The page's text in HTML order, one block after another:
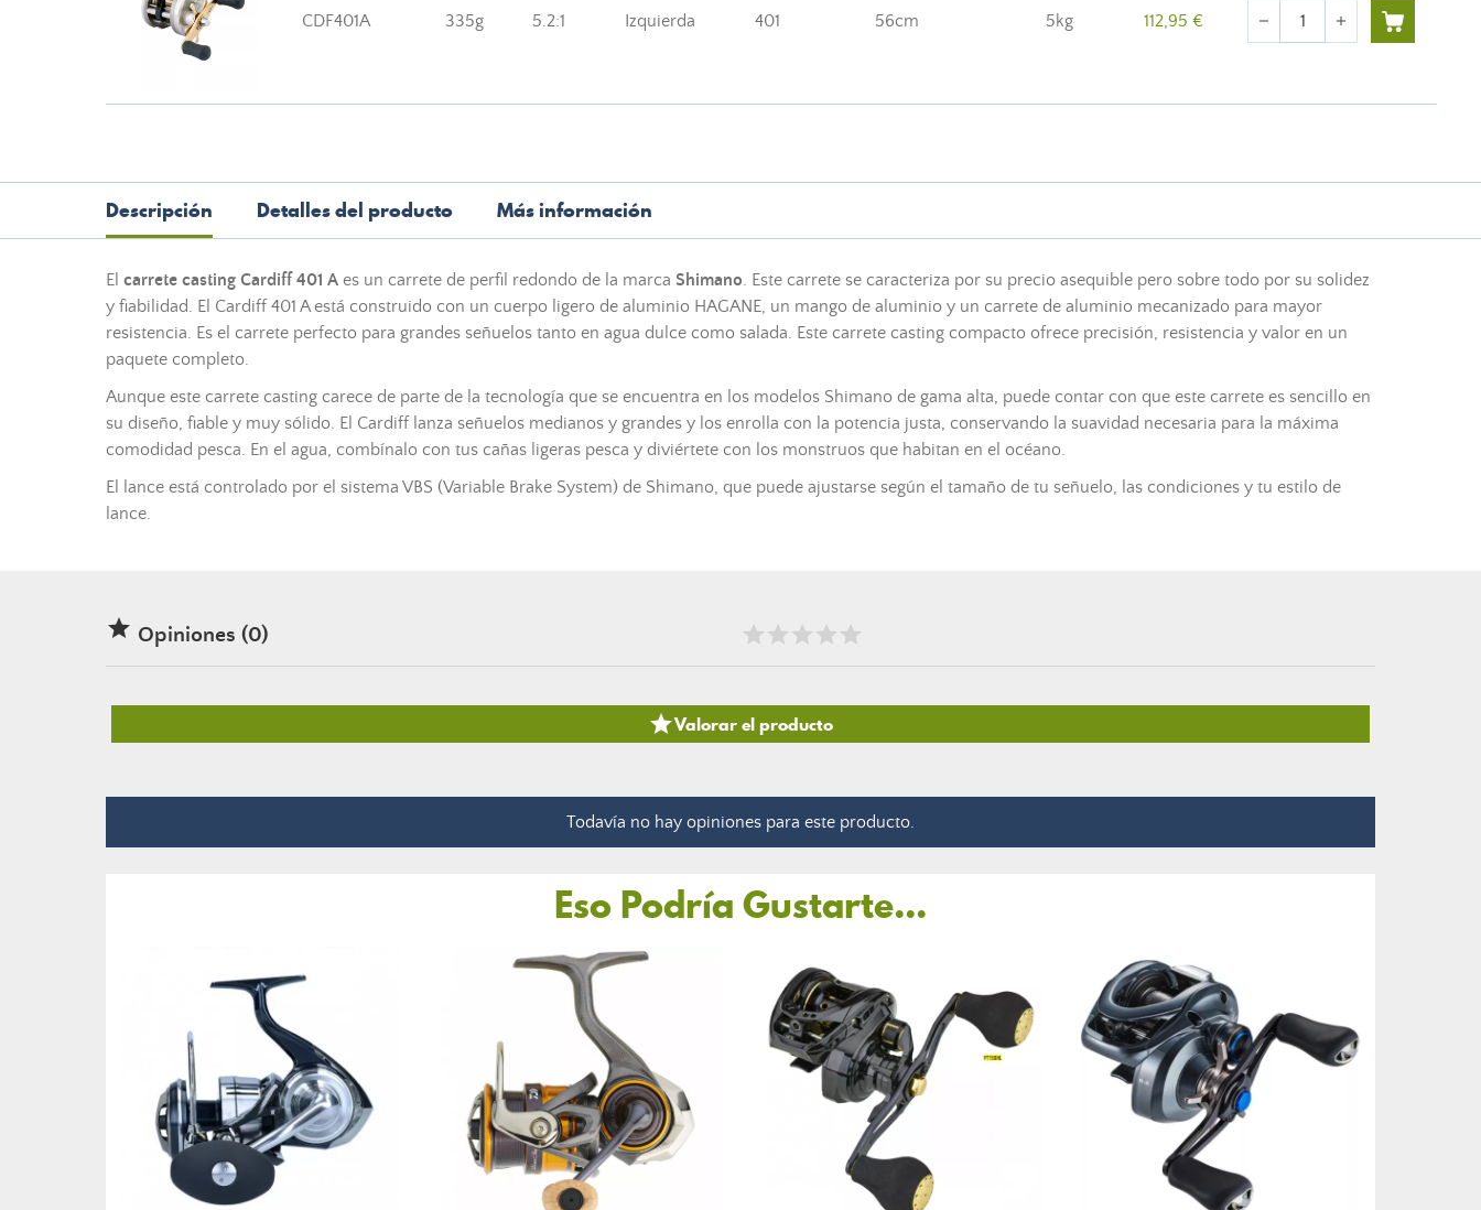
CDF401A 335g 5.2:1 Izquierda 401 56cm 5kg 112,95 € Cantidad
remove add
Descripción Detalles del producto Más información
El carrete casting Cardiff 401 A es un carrete de perfil redondo de la marca Shimano. Este carrete se caracteriza por su precio asequible pero sobre todo por su solidez
y fiabilidad. El Cardiff 401 A está construido con un cuerpo ligero de aluminio HAGANE, un mango de aluminio y un carrete de aluminio mecanizado para mayor
resistencia. Es el carrete perfecto para grandes señuelos tanto en agua dulce como salada. Este carrete casting compacto ofrece precisión, resistencia y valor en un
paquete completo.
Aunque este carrete casting carece de parte de la tecnología que se encuentra en los modelos Shimano de gama alta, puede contar con que este carrete es sencillo en
su diseño, fiable y muy sólido. El Cardiff lanza señuelos medianos y grandes y los enrolla con la potencia justa, conservando la suavidad necesaria para la máxima
comodidad pesca. En el agua, combínalo con tus cañas ligeras pesca y diviértete con los monstruos que habitan en el océano.
El lance está controlado por el sistema VBS (Variable Brake System) de Shimano, que puede ajustarse según el tamaño de tu señuelo, las condiciones y tu estilo de
lance.
 Opiniones (0)
Valorar el producto
Todavía no hay opiniones para este producto.
Eso Podría Gustarte...